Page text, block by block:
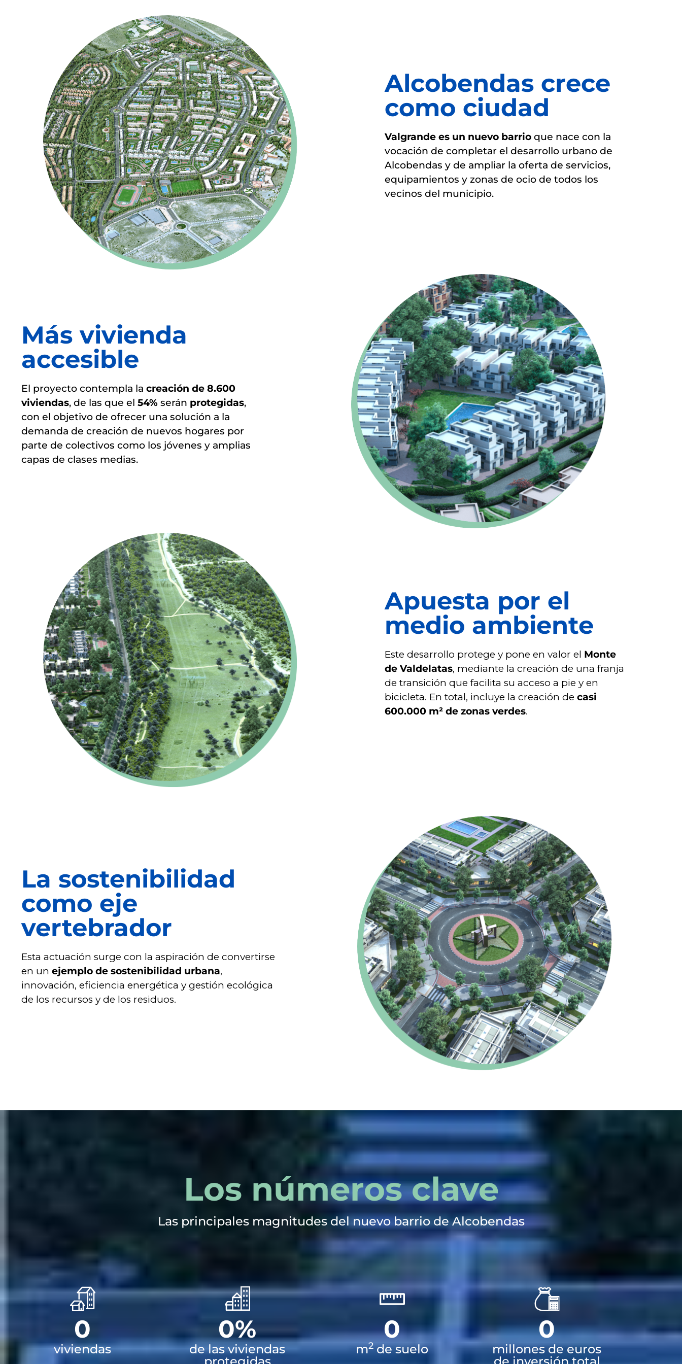
Alcobendas crece
como ciudad
Valgrande es un nuevo barrio que nace con la
vocación de completar el desarrollo urbano de
Alcobendas y de ampliar la oferta de servicios,
equipamientos y zonas de ocio de todos los
vecinos del municipio.
Más vivienda
accesible
El proyecto contempla la creación de 8.600
viviendas, de las que el 54% serán protegidas,
con el objetivo de ofrecer una solución a la
demanda de creación de nuevos hogares por
parte de colectivos como los jóvenes y amplias
capas de clases medias.
Apuesta por el
medio ambiente
Este desarrollo protege y pone en valor el Monte
de Valdelatas, mediante la creación de una franja
de transición que facilita su acceso a pie y en
bicicleta. En total, incluye la creación decasi
600.000 m² de zonas verdes.
La sostenibilidad
como eje
vertebrador
Esta actuación surge con la aspiración de convertirse
en un ejemplo de sostenibilidad urbana,
innovación, eficiencia energética y gestión ecológica
de los recursos y de los residuos.
Los números clave
Las principales magnitudes del nuevo barrio de Alcobendas
0
viviendas
0%
de las viviendas
0
m2de suelo
0
millones de euros